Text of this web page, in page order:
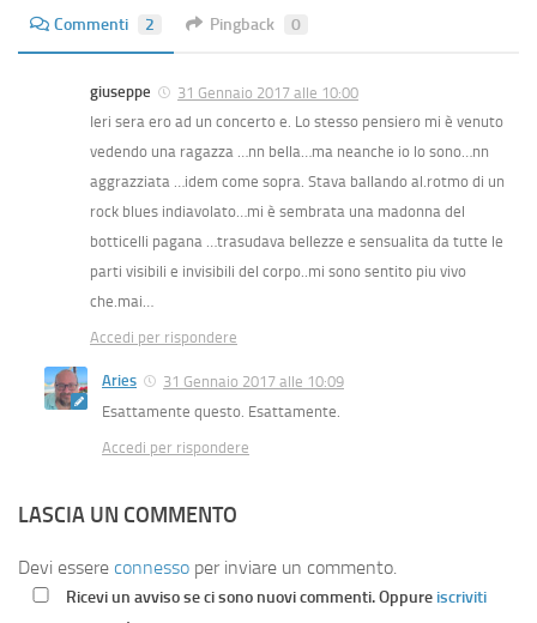
Commenti 2 Pingback 0
giuseppe
31 Gennaio 2017 alle 10:00
Ieri sera ero ad un concerto e. Lo stesso pensiero mi è venuto
vedendo una ragazza …nn bella…ma neanche io lo sono…nn
aggrazziata …idem come sopra. Stava ballando al.rotmo di un
rock blues indiavolato…mi è sembrata una madonna del
botticelli pagana …trasudava bellezze e sensualita da tutte le
parti visibili e invisibili del corpo..mi sono sentito piu vivo
che.mai…
Accedi per rispondere
Aries
31 Gennaio 2017 alle 10:09
Esattamente questo. Esattamente.
Accedi per rispondere
LASCIA UN COMMENTO
Devi essere connesso per inviare un commento.
Ricevi un avviso se ci sono nuovi commenti. Oppure iscriviti